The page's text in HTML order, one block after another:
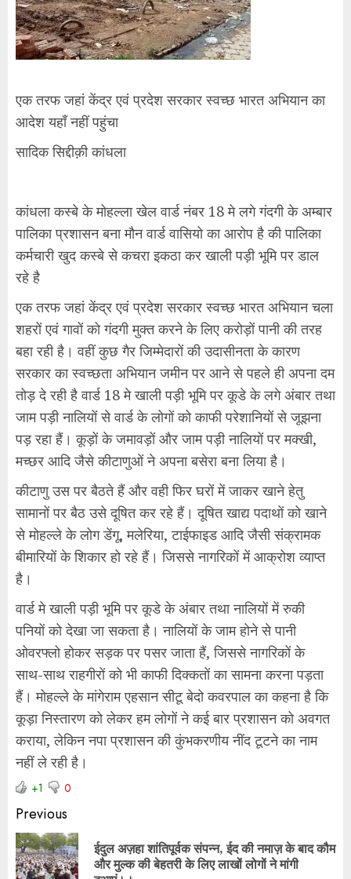
एक तरफ जहां केंद्र एवं प्रदेश सरकार स्वच्छ भारत अभियान का
आदेश यहाँ नहीं पहुंचा
सादिक सिद्दीक़ी कांधला
कांधला कस्बे के मोहल्ला खेल वार्ड नंबर 18 मे लगे गंदगी के अम्बार
पालिका प्रशासन बना मौन वार्ड वासियो का आरोप है की पालिका
कर्मचारी खुद कस्बे से कचरा इकठा कर खाली पड़ी भूमि पर डाल
रहे है
एक तरफ जहां केंद्र एवं प्रदेश सरकार स्वच्छ भारत अभियान चला
शहरों एवं गावों को गंदगी मुक्त करने के लिए करोड़ों पानी की तरह
बहा रही है। वहीं कुछ गैर जिम्मेदारों की उदासीनता के कारण
सरकार का स्वच्छता अभियान जमीन पर आने से पहले ही अपना दम
तोड़ दे रही है वार्ड 18 मे खाली पड़ी भूमि पर कूडे के लगे अंबार तथा
जाम पड़ी नालियों से वार्ड के लोगों को काफी परेशानियों से जूझना
पड़ रहा हैं। कूड़ों के जमावड़ों और जाम पड़ी नालियों पर मक्खी,
मच्छर आदि जैसे कीटाणुओं ने अपना बसेरा बना लिया है।
कीटाणु उस पर बैठते हैं और वही फिर घरों में जाकर खाने हेतु
सामानों पर बैठ उसे दूषित कर रहे हैं। दूषित खाद्य पदाथों को खाने
से मोहल्ले के लोग डेंगू, मलेरिया, टाईफाइड आदि जैसी संक्रामक
बीमारियों के शिकार हो रहे हैं। जिससे नागरिकों में आक्रोश व्याप्त
है।
वार्ड मे खाली पड़ी भूमि पर कूडे के अंबार तथा नालियों में रुकी
पनियों को देखा जा सकता है। नालियों के जाम होने से पानी
ओवरफ्लो होकर सड़क पर पसर जाता हैं, जिससे नागरिकों के
साथ-साथ राहगीरों को भी काफी दिक्कतों का सामना करना पड़ता
हैं। मोहल्ले के मांगेराम एहसान सीटू बेदो कवरपाल का कहना है कि
कूड़ा निस्तारण को लेकर हम लोगों ने कई बार प्रशासन को अवगत
कराया, लेकिन नपा प्रशासन की कुंभकरणीय नींद टूटने का नाम
नहीं ले रही है।
+1 0
Previous
ईदुल अज़हा शांतिपूर्वक संपन्न, ईद की नमाज़ के बाद कौम
और मुल्क की बेहतरी के लिए लाखों लोगों ने मांगी